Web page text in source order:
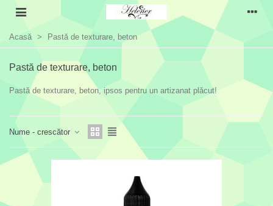
Acasă > Pastă de texturare, beton
Pastă de texturare, beton
Pastă de texturare, beton, ipsos pentru un artizanat plăcut!
Citește mai mult
Nume - crescător